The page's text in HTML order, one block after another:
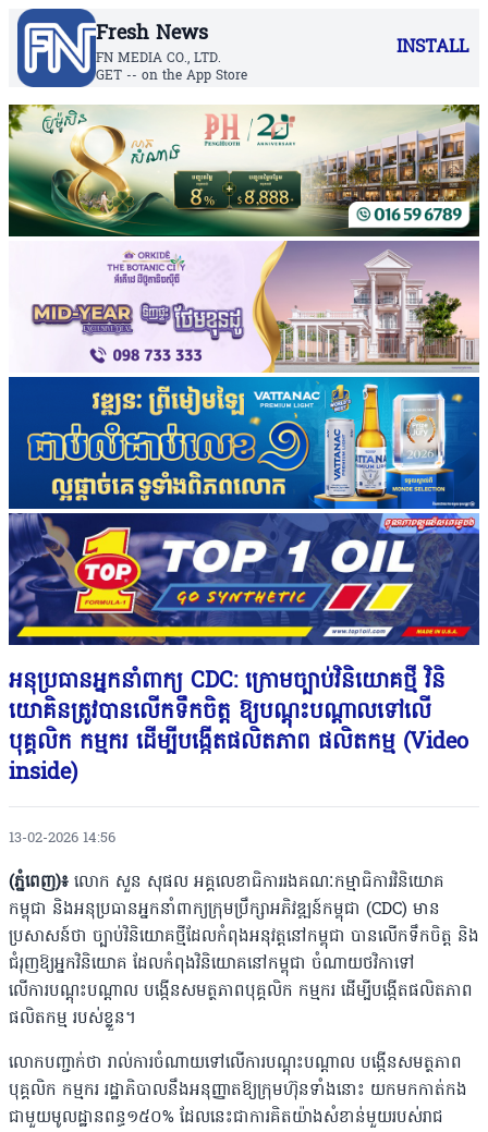
Fresh News
FN MEDIA CO., LTD.
GET -- on the App Store
INSTALL
អនុប្រធានអ្នកនាំពាក្យ CDC: ​ក្រោមច្បាប់វិនិយោគថ្មី​ វិនិ
យោគិនត្រូវបានលើកទឹកចិត្ត ឱ្យបណ្តុះបណ្តាលទៅលើ
បុគ្គលិក កម្មករ ដើម្បីបង្កើតផលិតភាព ផលិតកម្ម (Video
inside)
13-02-2026 14:56
(ភ្នំពេញ)៖ លោក សួន សុផល អគ្គលេខាធិការរងគណៈកម្មាធិការវិនិយោគ
កម្ពុជា និងអនុប្រធានអ្នកនាំពាក្យក្រុមប្រឹក្សាអភិវឌ្ឍន៍កម្ពុជា (CDC) មាន
ប្រសាសន៍ថា ច្បាប់វិនិយោគថ្មីដែលកំពុងអនុវត្តនៅកម្ពុជា បានលើកទឹកចិត្ត និង
ជំរុញឱ្យអ្នកវិនិយោគ ដែលកំពុងវិនិយោគនៅកម្ពុជា ចំណាយថវិកាទៅ
លើការបណ្តុះបណ្តាល បង្កើនសមត្ថភាពបុគ្គលិក កម្មករ ដើម្បីបង្កើតផលិតភាព
ផលិតកម្ម របស់ខ្លួន។
លោកបញ្ជាក់ថា រាល់ការចំណាយទៅលើការបណ្តុះបណ្តាល បង្កើនសមត្ថភាព
បុគ្គលិក កម្មករ រដ្ឋាភិបាលនឹងអនុញ្ញាតឱ្យក្រុមហ៊ុនទាំងនោះ យកមកកាត់កង
ជាមួយមូលដ្ឋានពន្ធ១៥០% ដែលនេះជាការគិតយ៉ាងសំខាន់មួយរបស់រាជ